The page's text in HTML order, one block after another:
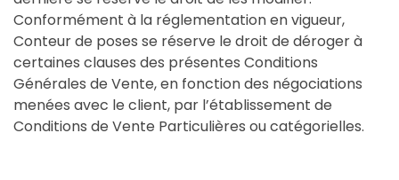
Conformément à la réglementation en vigueur,
Conteur de poses se réserve le droit de déroger à
certaines clauses des présentes Conditions
Générales de Vente, en fonction des négociations
menées avec le client, par l’établissement de
Conditions de Vente Particulières ou catégorielles.